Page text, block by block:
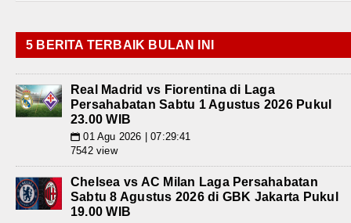
5 BERITA TERBAIK BULAN INI
Real Madrid vs Fiorentina di Laga
Persahabatan Sabtu 1 Agustus 2026 Pukul
23.00 WIB
📅 01 Agu 2026 | 07:29:41
7542 view
Chelsea vs AC Milan Laga Persahabatan
Sabtu 8 Agustus 2026 di GBK Jakarta Pukul
19.00 WIB